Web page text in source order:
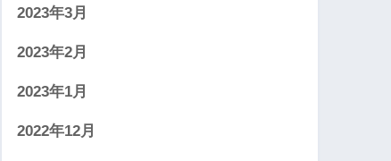
2023年3月
2023年2月
2023年1月
2022年12月